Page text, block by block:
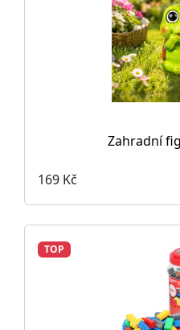
Zahradní
169 Kč
TOP